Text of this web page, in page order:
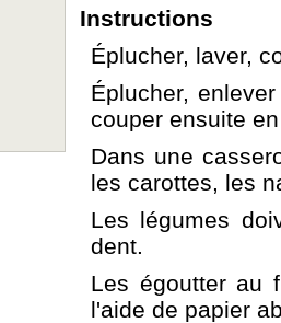
Instructions
Éplucher, laver,
Éplucher,
couper ensuite
Dans une
les carottes, les
Les légumes
dent.
Les égoutter au
l'aide de papier